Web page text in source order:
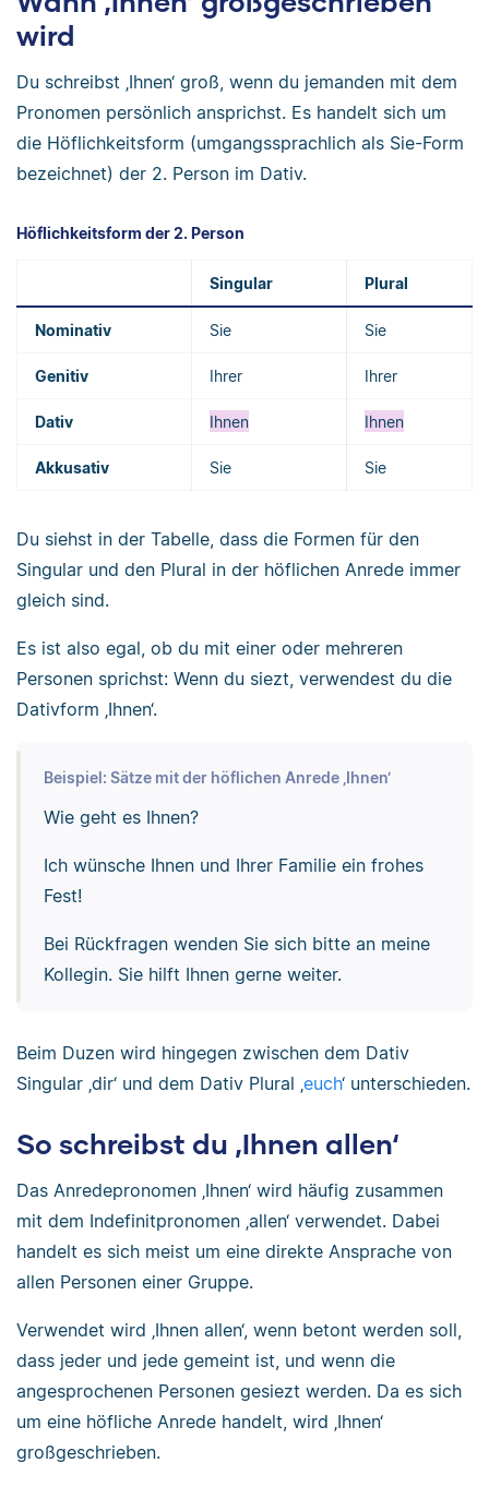
wird
Du schreibst ‚Ihnen‘ groß, wenn du jemanden mit dem
Pronomen persönlich ansprichst. Es handelt sich um
die Höflichkeitsform (umgangssprachlich als Sie-Form
bezeichnet) der 2. Person im Dativ.
Höflichkeitsform der 2. Person
Singular Plural
Nominativ Sie Sie
Genitiv Ihrer Ihrer
Dativ Ihnen Ihnen
Akkusativ Sie Sie
Du siehst in der Tabelle, dass die Formen für den
Singular und den Plural in der höflichen Anrede immer
gleich sind.
Es ist also egal, ob du mit einer oder mehreren
Personen sprichst: Wenn du siezt, verwendest du die
Dativform ‚Ihnen‘.
Beispiel: Sätze mit der höflichen Anrede ‚Ihnen‘
Wie geht es Ihnen?
Ich wünsche Ihnen und Ihrer Familie ein frohes
Fest!
Bei Rückfragen wenden Sie sich bitte an meine
Kollegin. Sie hilft Ihnen gerne weiter.
Beim Duzen wird hingegen zwischen dem Dativ
Singular ‚dir‘ und dem Dativ Plural ‚euch‘ unterschieden.
So schreibst du ‚Ihnen allen‘
Das Anredepronomen ‚Ihnen‘ wird häufig zusammen
mit dem Indefinitpronomen ‚allen‘ verwendet. Dabei
handelt es sich meist um eine direkte Ansprache von
allen Personen einer Gruppe.
Verwendet wird ‚Ihnen allen‘, wenn betont werden soll,
dass jeder und jede gemeint ist, und wenn die
angesprochenen Personen gesiezt werden. Da es sich
um eine höfliche Anrede handelt, wird ‚Ihnen‘
großgeschrieben.